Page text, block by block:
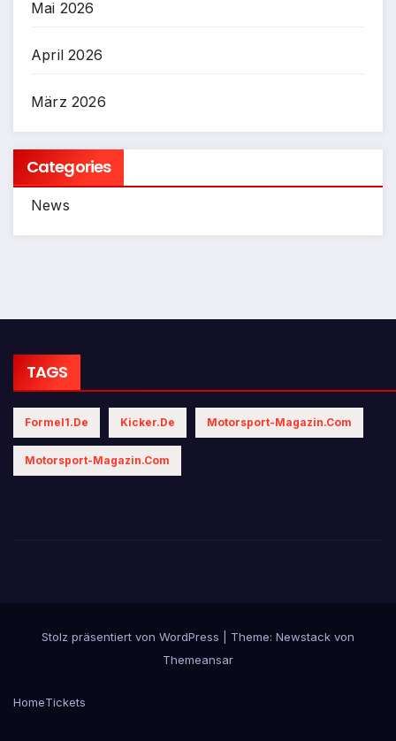
Mai 2026
April 2026
März 2026
Categories
News
TAGS
Formel1.de Kicker.de Motorsport-Magazin.com
Motorsport-Magazin.com
Stolz präsentiert von WordPress Theme: Newstack von
Themeansar
HomeTickets